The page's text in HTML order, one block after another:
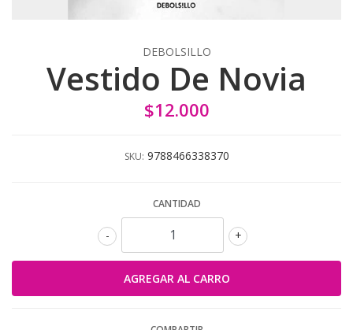
DEBOLSILLO
Vestido De Novia
$12.000
SKU: 9788466338370
CANTIDAD
+
-